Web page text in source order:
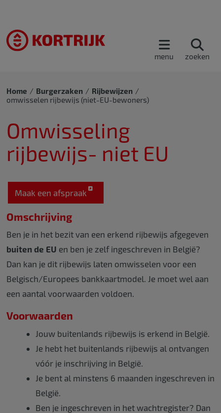
menu zoeken
Home Burgerzaken
Rijbewijzen
omwisselen rijbewijs (niet-EU-bewoners)
Omwisseling
rijbewijs- niet EU
Maak een afspraak
Omschrijving
Ben je in het bezit van een erkend rijbewijs afgegeven
buiten de EU en ben je zelf ingeschreven in België?
Dan kan je dit rijbewijs laten omwisselen voor een
Belgisch/Europees bankkaartmodel. Je moet wel aan
een aantal voorwaarden voldoen.
Voorwaarden
Jouw buitenlands rijbewijs is erkend in België.
Je hebt het buitenlands rijbewijs al ontvangen
vóór je inschrijving in België.
Je bent al minstens 6 maanden ingeschreven in
België.
Ben je ingeschreven in het wachtregister? Dan